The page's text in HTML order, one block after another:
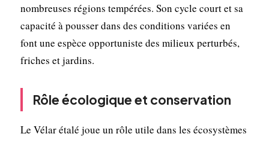
nombreuses régions tempérées. Son cycle court et sa
capacité à pousser dans des conditions variées en
font une espèce opportuniste des milieux perturbés,
friches et jardins.
Rôle écologique et conservation
Le Vélar étalé joue un rôle utile dans les écosystèmes